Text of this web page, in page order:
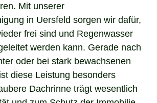
Mit unserer
in Uersfeld sorgen wir dafür,
frei sind und Regenwasser
werden kann. Gerade nach
oder bei stark bewachsenen
diese Leistung besonders
Dachrinne trägt wesentlich